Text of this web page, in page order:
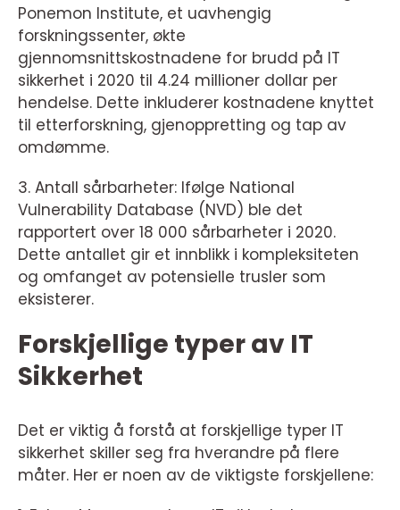
Ponemon Institute, et uavhengig
forskningssenter, økte
gjennomsnittskostnadene for brudd på IT
sikkerhet i 2020 til 4.24 millioner dollar per
hendelse. Dette inkluderer kostnadene knyttet
til etterforskning, gjenoppretting og tap av
omdømme.
3. Antall sårbarheter: Ifølge National
Vulnerability Database (NVD) ble det
rapportert over 18 000 sårbarheter i 2020.
Dette antallet gir et innblikk i kompleksiteten
og omfanget av potensielle trusler som
eksisterer.
Forskjellige typer av IT
Sikkerhet
Det er viktig å forstå at forskjellige typer IT
sikkerhet skiller seg fra hverandre på flere
måter. Her er noen av de viktigste forskjellene: